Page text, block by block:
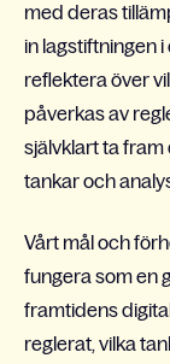
med deras
in lagstiftningen
reflektera över
påverkas av
självklart ta
tankar och
Vårt mål och
fungera som en
framtidens
reglerat, vilka